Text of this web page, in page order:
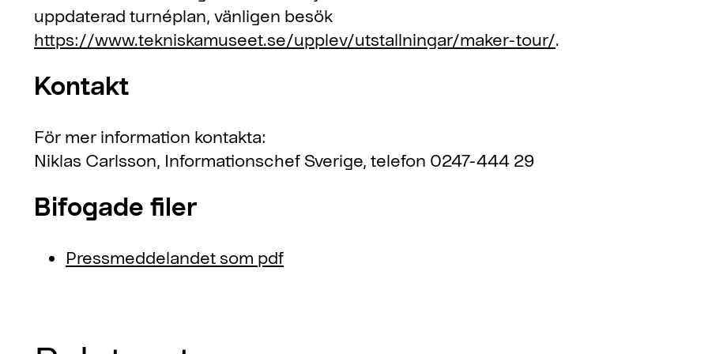
uppdaterad turnéplan, vänligen besök
https://www.tekniskamuseet.se/upplev/utstallningar/maker-tour/.
Kontakt
För mer information kontakta:
Niklas Carlsson, Informationschef Sverige, telefon 0247-444 29
Bifogade filer
Pressmeddelandet som pdf